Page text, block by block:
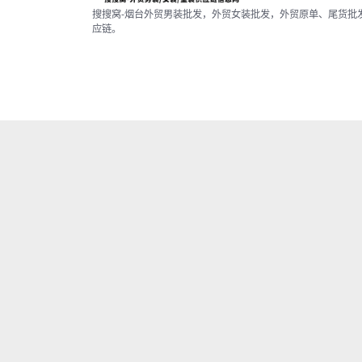
搜搜窝-烟台外贸男装批发，外贸女装批发，外贸原单、尾货批
应链。